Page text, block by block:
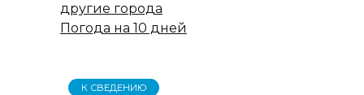
другие города
Погода на 10 дней
К СВЕДЕНИЮ